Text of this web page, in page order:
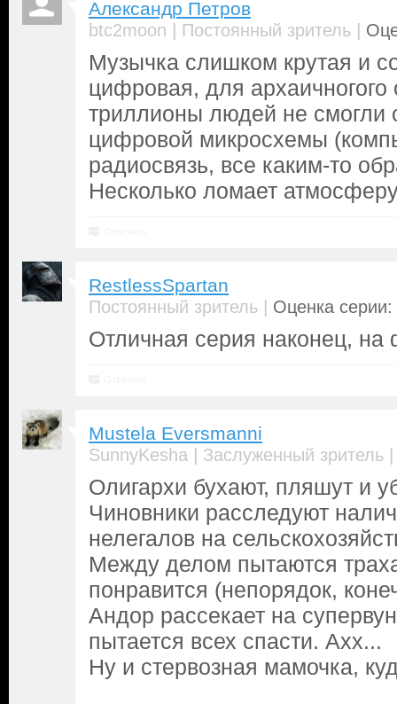
Александр Петров
btc2moon | Постоянный зритель |
Музычка слишком крутая и
цифровая, для архаичногого
триллионы людей не смогли
цифровой микросхемы
радиосвязь, все каким-то
Несколько ломает
RestlessSpartan
Постоянный зритель | Оценка серии:
Отличная серия наконец,
Mustela Eversmanni
SunnyKesha | Заслуженный зритель
Олигархи бухают, пляшут и
Чиновники расследуют
нелегалов на
Между делом пытаются
понравится (непорядок,
Андор рассекает на
пытается всех спасти. Ахх...
Ну и стервозная мамочка,